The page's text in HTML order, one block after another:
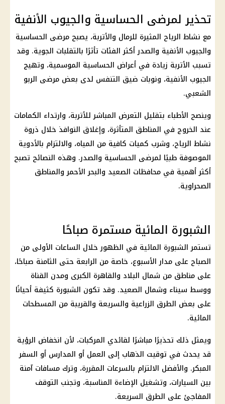
تحذير لمرضى الحساسية والجيوب الأنفية
مع نشاط الرياح المثيرة للرمال والأتربة، يصبح مرضى الحساسية
والجيوب الأنفية والصدر أكثر الفئات تأثرًا بالتقلبات الجوية. وقد
تسبب الأتربة زيادة في أعراض الحساسية الموسمية، وتهيج
الجيوب الأنفية، ونوبات ضيق التنفس لدى بعض مرضى الربو
الشعبي.
وينصح الأطباء بتقليل التعرض المباشر للأتربة، وارتداء الكمامات
عند الخروج في المناطق المتأثرة، وإغلاق النوافذ خلال ذروة
نشاط الرياح، وشرب كميات كافية من المياه، والالتزام بالأدوية
الموصوفة طبيًا لمرضى الحساسية والصدر. وهذه النصائح تصبح
أكثر أهمية في محافظات الصعيد والبحر الأحمر والمناطق
الصحراوية.
الشبورة المائية مستمرة صباحًا
تستمر الشبورة المائية في الظهور خلال الساعات الأولى من
الصباح على مدار الأسبوع، خاصة من الرابعة حتى الثامنة صباحًا،
على مناطق من شمال البلاد والقاهرة الكبرى ومدن القناة
ووسط سيناء وشمال الصعيد. وقد تكون الشبورة كثيفة أحيانًا
على بعض الطرق الزراعية والسريعة والقريبة من المسطحات
المائية.
ويمثل ذلك تحذيرًا مباشرًا لقائدي المركبات، لأن انخفاض الرؤية
قد يحدث في توقيت الذهاب إلى العمل أو المدارس أو السفر
المبكر. والأفضل الالتزام بالسرعات المقررة، وترك مسافات آمنة
بين السيارات، وتشغيل الإضاءة المناسبة، وتجنب التوقف
المفاجئ على الطرق السريعة.